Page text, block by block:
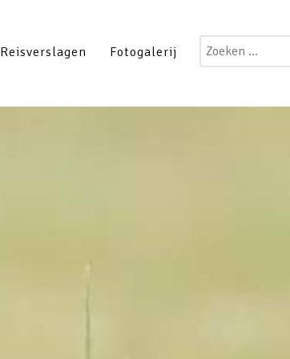
Reisverslagen Fotogalerij
Zoeken